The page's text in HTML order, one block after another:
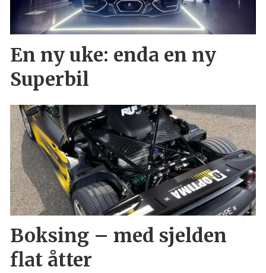
En ny uke: enda en ny
Superbil
Boksing – med sjelden
flat åtter